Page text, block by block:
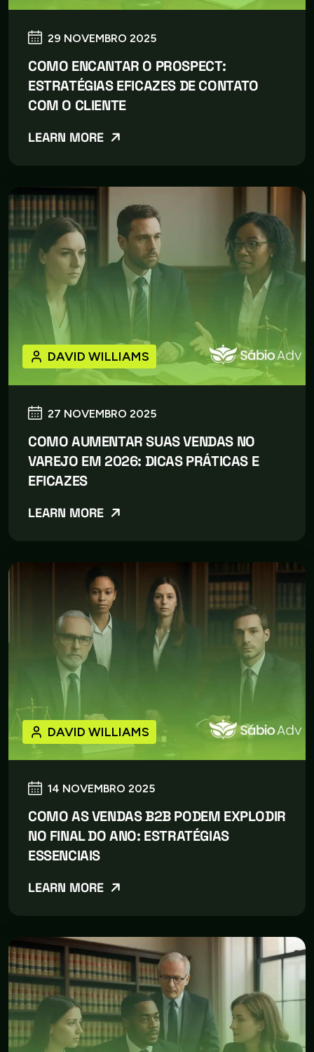
29 NOVEMBRO 2025
COMO ENCANTAR O PROSPECT:
ESTRATÉGIAS EFICAZES DE CONTATO
COM O CLIENTE
LEARN MORE
27 NOVEMBRO 2025
DAVID WILLIAMS
COMO AUMENTAR SUAS VENDAS NO
VAREJO EM 2026: DICAS PRÁTICAS E
EFICAZES
LEARN MORE
14 NOVEMBRO 2025
DAVID WILLIAMS
COMO AS VENDAS B2B PODEM EXPLODIR
NO FINAL DO ANO: ESTRATÉGIAS
ESSENCIAIS
LEARN MORE